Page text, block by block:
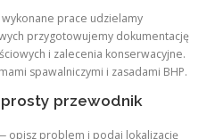
wykonane prace udzielamy
przygotowujemy dokumentację
i zalecenia konserwacyjne.
spawalniczymi i zasadami BHP.
przewodnik
opisz problem i podaj lokalizację